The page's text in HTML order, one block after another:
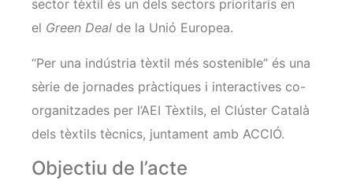
sector tèxtil és un dels sectors prioritaris en
el Green Deal de la Unió Europea.
“Per una indústria tèxtil més sostenible” és una
sèrie de jornades pràctiques i interactives co-
organitzades per l’AEI Tèxtils, el Clúster Català
dels tèxtils tècnics, juntament amb ACCIÓ.
Objectiu de l’acte